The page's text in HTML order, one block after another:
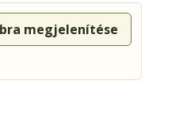
megjelenítése